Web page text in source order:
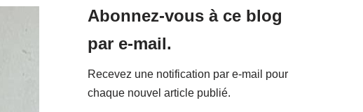
Abonnez-vous à ce blog
par e-mail.
Recevez une notification par e-mail pour
chaque nouvel article publié.